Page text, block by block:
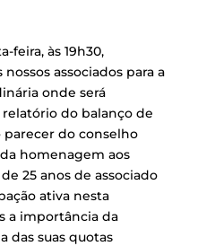
feira, às 19h30,
associados para a
onde será
do balanço de
parecer do conselho
homenagem aos
25 anos de associado
ativa nesta
a importância da
das suas quotas